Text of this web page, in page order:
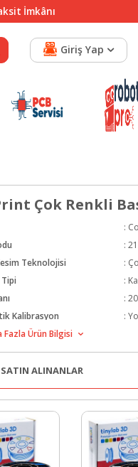
İmkânı
Giriş Yap
Çok Renkli
:
:
Teknolojisi
:
:
:
Kalibrasyon
:
Bağlantı
Ekran
:
Fazla Ürün Bilgisi
ALINANLAR